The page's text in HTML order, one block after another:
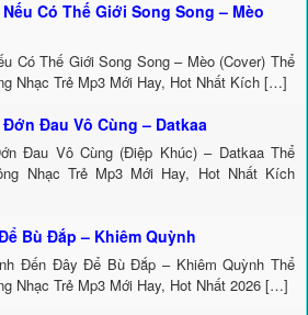
Có Thế Giới Song Song – Mèo
Có Thế Giới Song Song – Mèo (Cover) Thể
Nhạc Trẻ Mp3 Mới Hay, Hot Nhất Kích […]
Đau Vô Cùng – Datkaa
Đau Vô Cùng (Điệp Khúc) – Datkaa Thể
Nhạc Trẻ Mp3 Mới Hay, Hot Nhất Kích
Bù Đắp – Khiêm Quỳnh
Đến Đây Để Bù Đắp – Khiêm Quỳnh Thể
Nhạc Trẻ Mp3 Mới Hay, Hot Nhất 2026 […]